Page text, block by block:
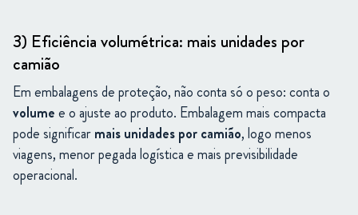
3) Eficiência volumétrica: mais unidades por
camião
Em embalagens de proteção, não conta só o peso: conta o
volumee o ajuste ao produto. Embalagem mais compacta
pode significarmais unidades por camião, logo menos
viagens, menor pegada logística e mais previsibilidade
operacional.